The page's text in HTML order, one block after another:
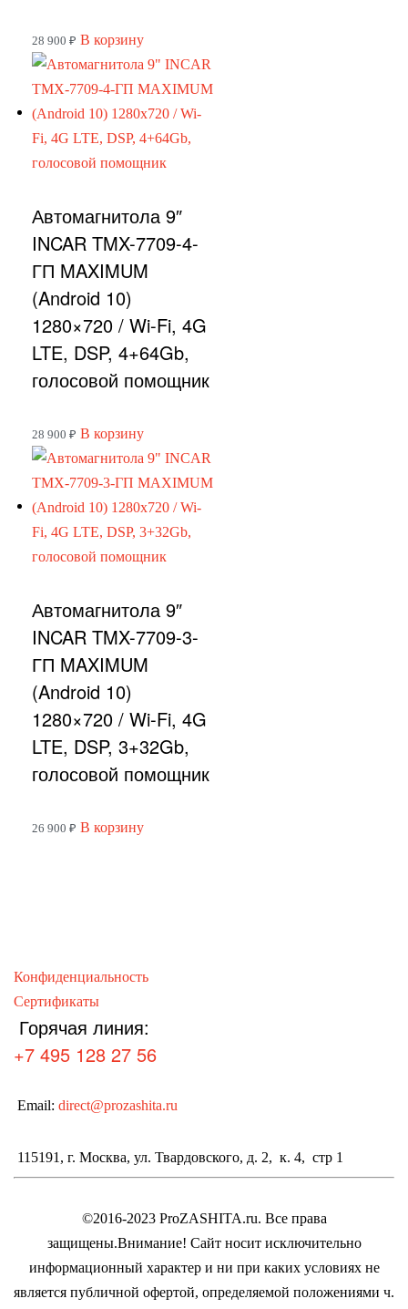
28 900 ₽ В корзину
Автомагнитола 9″
INCAR TMX-7709-4-
ГП MAXIMUM
(Android 10)
1280×720 / Wi-Fi, 4G
LTE, DSP, 4+64Gb,
голосовой помощник
28 900 ₽ В корзину
Автомагнитола 9″
INCAR TMX-7709-3-
ГП MAXIMUM
(Android 10)
1280×720 / Wi-Fi, 4G
LTE, DSP, 3+32Gb,
голосовой помощник
26 900 ₽ В корзину
Конфиденциальность
Сертификаты
Горячая линия:
+7 495 128 27 56
Email: direct@prozashita.ru
115191, г. Москва, ул. Твардовского, д. 2, к. 4, стр 1
©2016-2023 ProZASHITA.ru. Все права
защищены.Внимание! Cайт носит исключительно
информационный характер и ни при каких условиях не
является публичной офертой, определяемой положениями ч.